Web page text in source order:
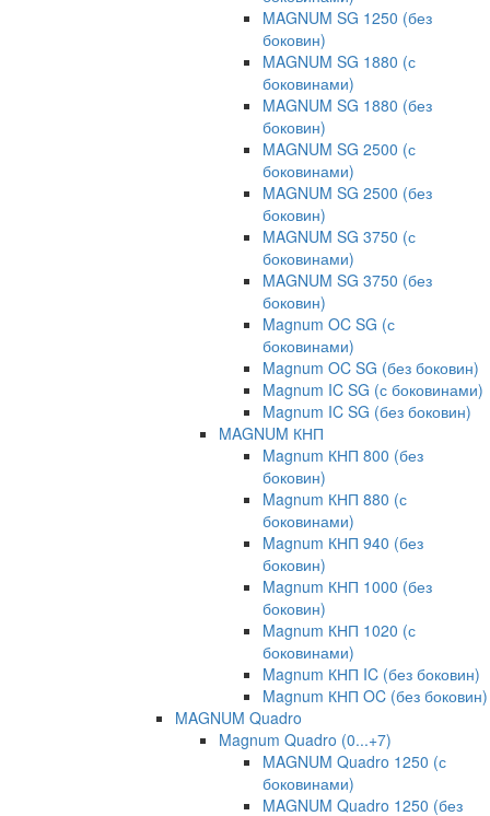
MAGNUM SG 1250 (без
боковин)
MAGNUM SG 1880 (с
боковинами)
MAGNUM SG 1880 (без
боковин)
MAGNUM SG 2500 (с
боковинами)
MAGNUM SG 2500 (без
боковин)
MAGNUM SG 3750 (с
боковинами)
MAGNUM SG 3750 (без
боковин)
Magnum OC SG (с
боковинами)
Magnum OC SG (без боковин)
Magnum IC SG (с боковинами)
Magnum IC SG (без боковин)
MAGNUM КНП
Magnum КНП 800 (без
боковин)
Magnum КНП 880 (с
боковинами)
Magnum КНП 940 (без
боковин)
Magnum КНП 1000 (без
боковин)
Magnum КНП 1020 (с
боковинами)
Magnum КНП IC (без боковин)
Magnum КНП OC (без боковин)
MAGNUM Quadro
Magnum Quadro (0...+7)
MAGNUM Quadro 1250 (с
боковинами)
MAGNUM Quadro 1250 (без